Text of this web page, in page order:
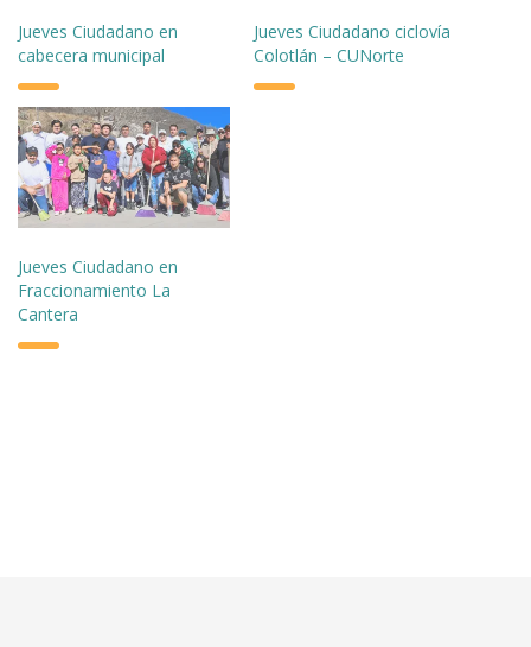
Jueves Ciudadano en
cabecera municipal
Jueves Ciudadano ciclovía
Colotlán – CUNorte
Jueves Ciudadano en
Fraccionamiento La
Cantera